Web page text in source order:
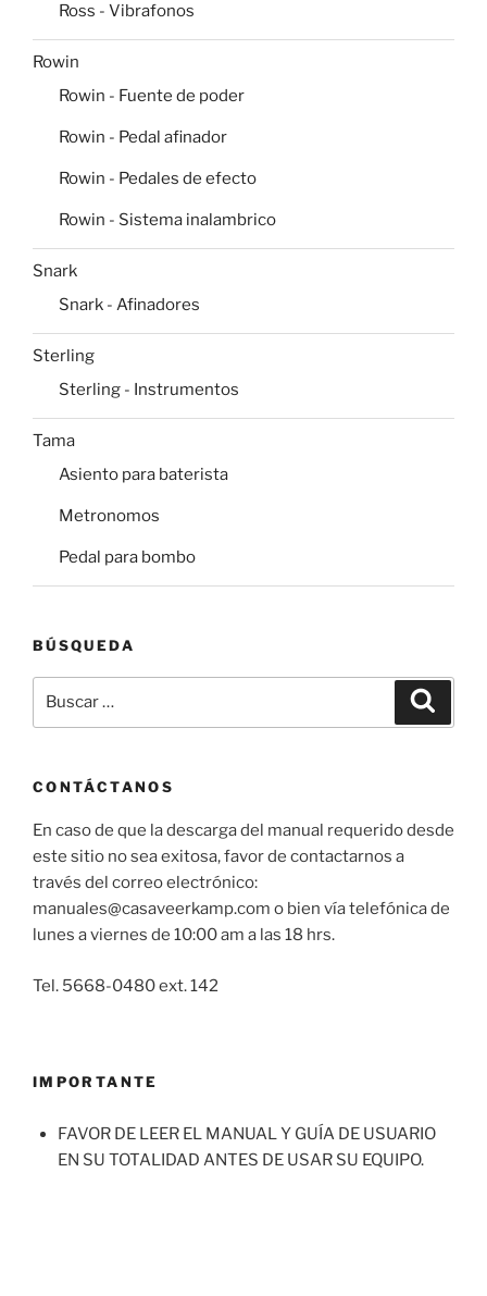
Ross - Vibrafonos
Rowin
Rowin - Fuente de poder
Rowin - Pedal afinador
Rowin - Pedales de efecto
Rowin - Sistema inalambrico
Snark
Snark - Afinadores
Sterling
Sterling - Instrumentos
Tama
Asiento para baterista
Metronomos
Pedal para bombo
BÚSQUEDA
por:
CONTÁCTANOS
En caso de que la descarga del manual requerido desde
este sitio no sea exitosa, favor de contactarnos a
través del correo electrónico:
manuales@casaveerkamp.com o bien vía telefónica de
lunes a viernes de 10:00 am a las 18 hrs.
Tel. 5668-0480 ext. 142
IMPORTANTE
FAVOR DE LEER EL MANUAL Y GUÍA DE USUARIO
EN SU TOTALIDAD ANTES DE USAR SU EQUIPO.